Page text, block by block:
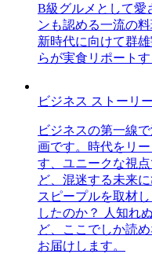
B級グルメとして愛
ンも認める一流の
新時代に向けて群
らが実食リポートす
ビジネス ストーリー
ビジネスの第一線
画です。時代をリ
す、ユニークな視
ど、混迷する未来
スピープルを取材
したのか？ 人知れ
ど、ここでしか読
お届けします。